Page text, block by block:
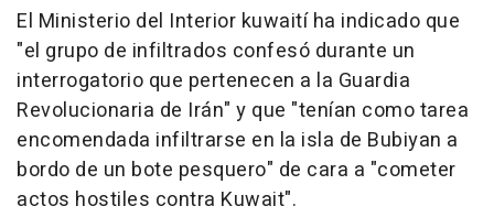
El Ministerio del Interior kuwaití ha indicado que
"el grupo de infiltrados confesó durante un
interrogatorio que pertenecen a la Guardia
Revolucionaria de Irán" y que "tenían como tarea
encomendada infiltrarse en la isla de Bubiyan a
bordo de un bote pesquero" de cara a "cometer
actos hostiles contra Kuwait".